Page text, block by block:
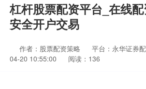
杠杆股票配资平台_在线配
安全开户交易
作者：股票配资策略 平台：永华证券
04-20 10:55:00
阅读：136